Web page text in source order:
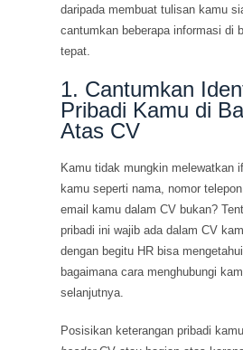
daripada membuat tulisan kamu
cantumkan beberapa informasi di
tepat.
1. Cantumkan
Pribadi Kamu di
Atas CV
Kamu tidak mungkin melewatkan
kamu seperti nama, nomor
email kamu dalam CV bukan?
pribadi ini wajib ada dalam CV
dengan begitu HR bisa
bagaimana cara menghubungi
selanjutnya.
Posisikan keterangan pribadi